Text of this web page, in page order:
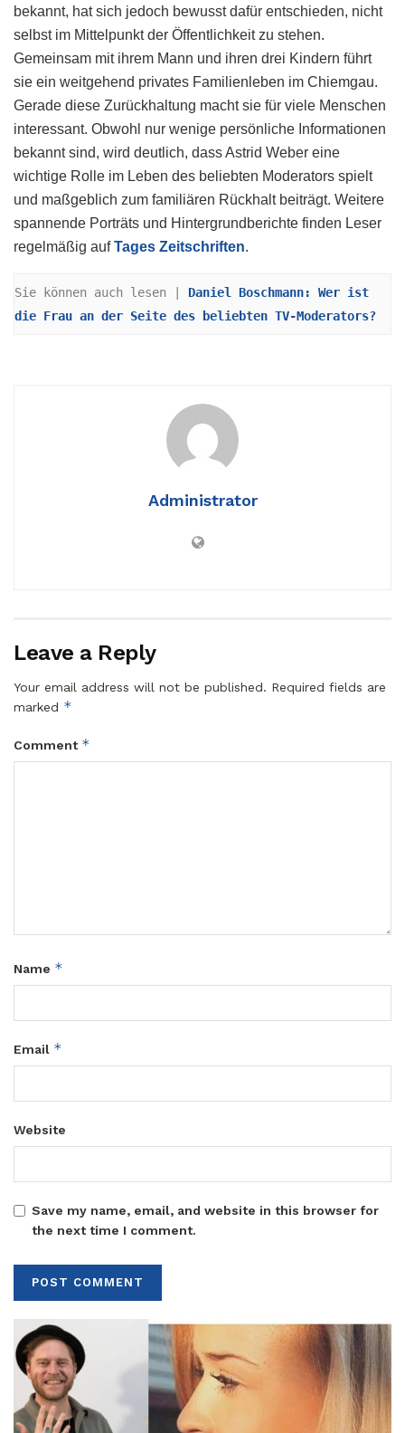
bekannt, hat sich jedoch bewusst dafür entschieden, nicht
selbst im Mittelpunkt der Öffentlichkeit zu stehen.
Gemeinsam mit ihrem Mann und ihren drei Kindern führt
sie ein weitgehend privates Familienleben im Chiemgau.
Gerade diese Zurückhaltung macht sie für viele Menschen
interessant. Obwohl nur wenige persönliche Informationen
bekannt sind, wird deutlich, dass Astrid Weber eine
wichtige Rolle im Leben des beliebten Moderators spielt
und maßgeblich zum familiären Rückhalt beiträgt. Weitere
spannende Porträts und Hintergrundberichte finden Leser
regelmäßig aufTages Zeitschriften.
Sie können auch lesen | Daniel Boschmann: Wer ist
die Frau an der Seite des beliebten TV-Moderators?
Administrator
Leave a Reply
Your email address will not be published. Required fields are
marked *
Comment *
Name *
Email *
Website
Save my name, email, and website in this browser for
the next time I comment.